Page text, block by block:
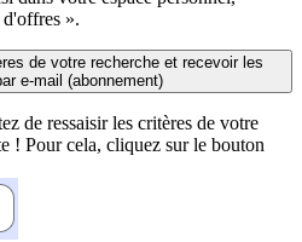
».
de votre recherche et recevoir les
e-mail (abonnement)
de ressaisir les critères de votre
! Pour cela, cliquez sur le bouton